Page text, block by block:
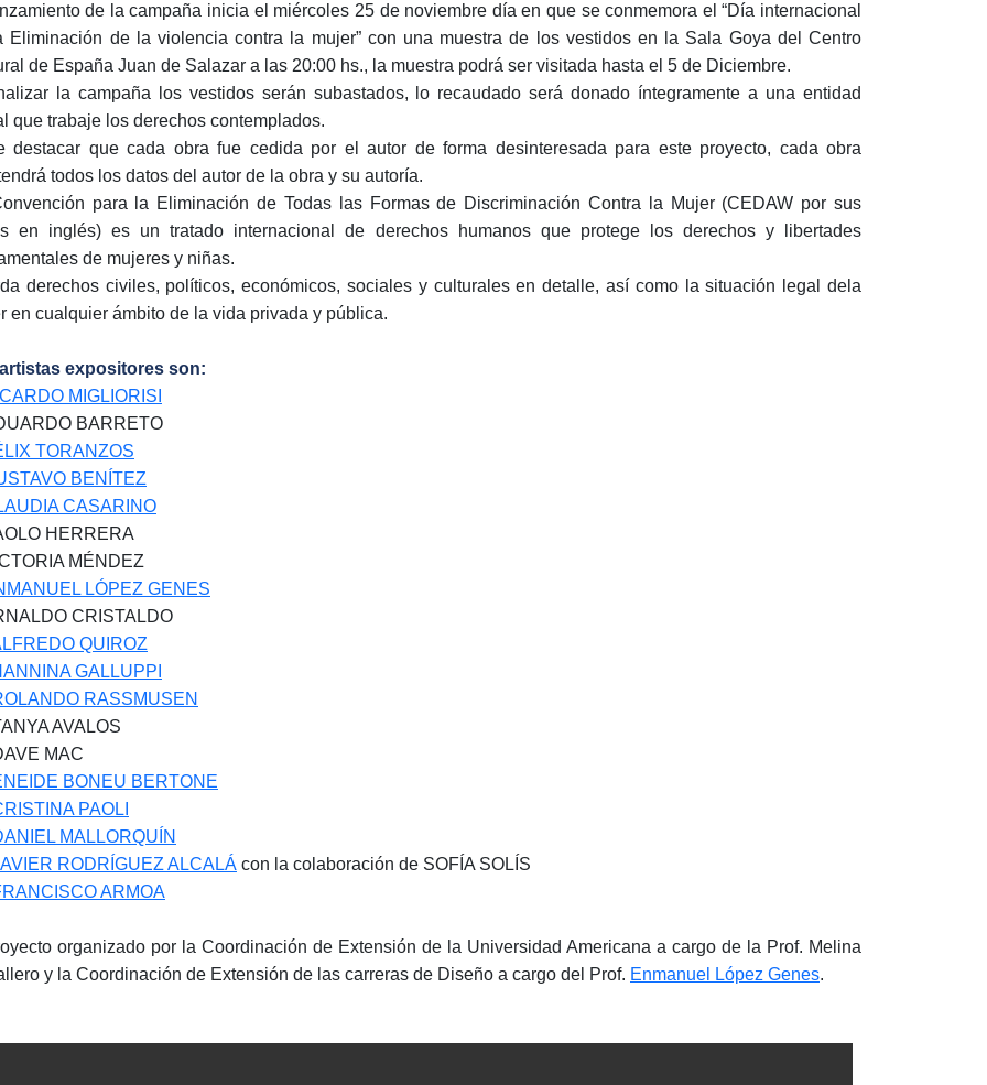
de la campaña inicia el miércoles 25 de noviembre día en que se conmemora el “Día internacional
Eliminación de la violencia contra la mujer” con una muestra de los vestidos en la Sala Goya del Centro
de España Juan de Salazar a las 20:00 hs., la muestra podrá ser visitada hasta el 5 de Diciembre.
la campaña los vestidos serán subastados, lo recaudado será donado íntegramente a una entidad
que trabaje los derechos contemplados.
destacar que cada obra fue cedida por el autor de forma desinteresada para este proyecto, cada obra
todos los datos del autor de la obra y su autoría.
para la Eliminación de Todas las Formas de Discriminación Contra la Mujer (CEDAW por sus
en inglés) es un tratado internacional de derechos humanos que protege los derechos y libertades
de mujeres y niñas.
derechos civiles, políticos, económicos, sociales y culturales en detalle, así como la situación legal dela
en cualquier ámbito de la vida privada y pública.
expositores son:
MIGLIORISI
BARRETO
TORANZOS
BENÍTEZ
CASARINO
HERRERA
MÉNDEZ
LÓPEZ GENES
CRISTALDO
QUIROZ
GALLUPPI
RASSMUSEN
AVALOS
MAC
BONEU BERTONE
PAOLI
MALLORQUÍN
RODRÍGUEZ ALCALÁ con la colaboración de SOFÍA SOLÍS
ARMOA
organizado por la Coordinación de Extensión de la Universidad Americana a cargo de la Prof. Melina
y la Coordinación de Extensión de las carreras de Diseño a cargo del Prof. Enmanuel López Genes.